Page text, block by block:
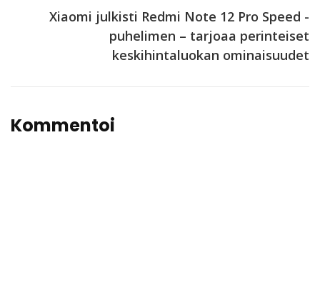
Xiaomi julkisti Redmi Note 12 Pro Speed -
puhelimen – tarjoaa perinteiset
keskihintaluokan ominaisuudet
Kommentoi